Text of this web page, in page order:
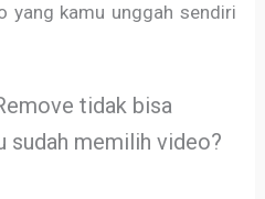
yang kamu unggah sendiri
tidak bisa
sudah memilih video?